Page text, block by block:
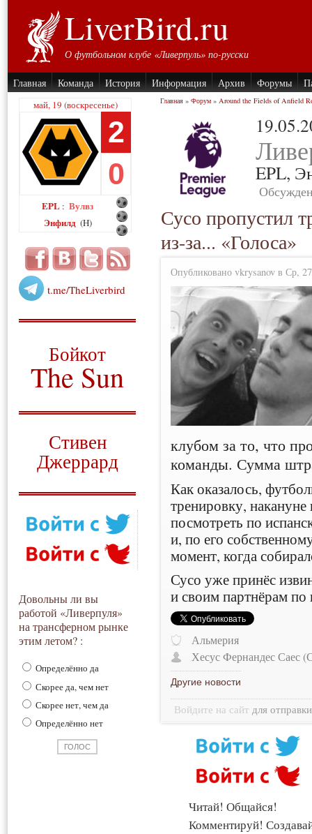
LiverBird.ru
О футбольном клубе «Ливерпуль» по-русски
Главная Команда История Информация Архив Форумы
май, 19 (воскресенье)
2
0
EPL : Вулвз
Энфилд (H)
t.me/TheLiverbird
Бойкот
The Sun
Стивен
Джеррард
Довольны ли вы
работой «Ливерпуля»
на трансферном рынке
этим летом? :
Определённо да
Скорее да, чем нет
Скорее нет, чем да
Определённо нет
Главная » Форум » Around the Fields of Anfield
EPL,
Сусо пропустил
из-за... «Голоса»
Опубликовано vkrysanov в Ср,
клубом за то, что
команды. Сумма
Как оказалось,
тренировку,
посмотреть по
и, по его
момент, когда
Сусо уже принёс
и своим партнёрам по
Альмерия
Хесус Фернандес Саес
Другие новости
Войдите на сайт для
Читай! Общайся!
Комментируй!